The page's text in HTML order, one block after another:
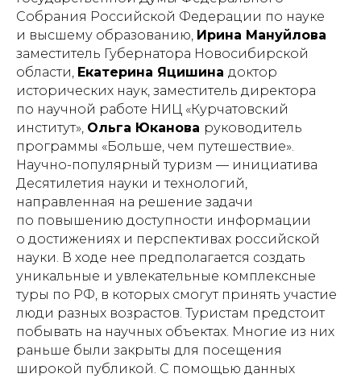
Собрания Российской Федерации по науке
и высшему образованию, Ирина Мануйлова
заместитель Губернатора Новосибирской
области, Екатерина Яцишина доктор
исторических наук, заместитель директора
по научной работе НИЦ «Курчатовский
институт», Ольга Юканова руководитель
программы «Больше, чем путешествие».
Научно-популярный туризм — инициатива
Десятилетия науки и технологий,
направленная на решение задачи
по повышению доступности информации
о достижениях и перспективах российской
науки. В ходе нее предполагается создать
уникальные и увлекательные комплексные
туры по РФ, в которых смогут принять участие
люди разных возрастов. Туристам предстоит
побывать на научных объектах. Многие из них
раньше были закрыты для посещения
широкой публикой. С помощью данных